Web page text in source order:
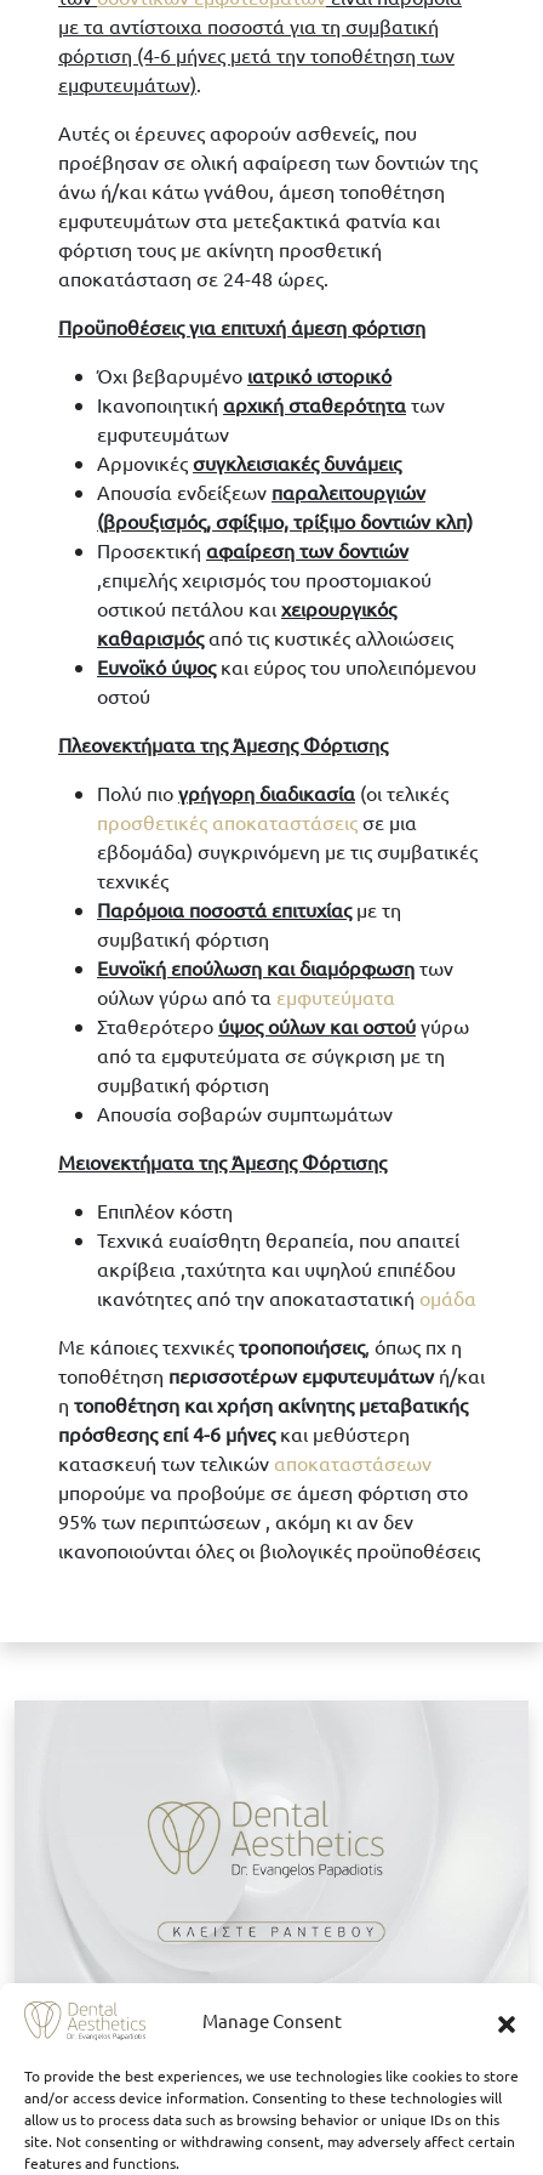
Manage Consent
To provide the best experiences, we use technologies like cookies to store
and/or access device information. Consenting to these technologies will
allow us to process data such as browsing behavior or unique IDs on this
site. Not consenting or withdrawing consent, may adversely affect certain
features and functions.
με τα αντίστοιχα ποσοστά για τη συμβατική
φόρτιση (4-6 μήνες μετά την τοποθέτηση των
εμφυτευμάτων).
Αυτές οι έρευνες αφορούν ασθενείς, που
προέβησαν σε ολική αφαίρεση των δοντιών της
άνω ή/και κάτω γνάθου, άμεση τοποθέτηση
εμφυτευμάτων στα μετεξακτικά φατνία και
φόρτιση τους με ακίνητη προσθετική
αποκατάσταση σε 24-48 ώρες.
Προϋποθέσεις για επιτυχή άμεση φόρτιση
Όχι βεβαρυμένο ιατρικό ιστορικό
Ικανοποιητική αρχική σταθερότητα των
εμφυτευμάτων
Αρμονικές συγκλεισιακές δυνάμεις
Απουσία ενδείξεων παραλειτουργιών
(βρουξισμός, σφίξιμο, τρίξιμο δοντιών κλπ)
Προσεκτική αφαίρεση των δοντιών
,επιμελής χειρισμός του προστομιακού
οστικού πετάλου και χειρουργικός
καθαρισμόςαπό τις κυστικές αλλοιώσεις
Ευνοϊκό ύψοςκαι εύρος του υπολειπόμενου
οστού
Πλεονεκτήματα της Άμεσης Φόρτισης
Πολύ πιο γρήγορη διαδικασία (οι τελικές
προσθετικές αποκαταστάσεις σε μια
εβδομάδα) συγκρινόμενη με τις συμβατικές
τεχνικές
Παρόμοια ποσοστά επιτυχίαςμε τη
συμβατική φόρτιση
Ευνοϊκή επούλωση και διαμόρφωση των
ούλων γύρω από τα εμφυτεύματα
Σταθερότερο ύψος ούλων και οστού γύρω
από τα εμφυτεύματα σε σύγκριση με τη
συμβατική φόρτιση
Απουσία σοβαρών συμπτωμάτων
Μειονεκτήματα της Άμεσης Φόρτισης
Επιπλέον κόστη
Τεχνικά ευαίσθητη θεραπεία, που απαιτεί
ακρίβεια ,ταχύτητα και υψηλού επιπέδου
ικανότητες από την αποκαταστατική ομάδα
Με κάποιες τεχνικές τροποποιήσεις, όπως πχ η
τοποθέτηση περισσοτέρων εμφυτευμάτωνή/και
η τοποθέτηση και χρήση ακίνητης μεταβατικής
πρόσθεσης επί 4-6 μήνεςκαι μεθύστερη
κατασκευή των τελικών αποκαταστάσεων
μπορούμε να προβούμε σε άμεση φόρτιση στο
95% των περιπτώσεων , ακόμη κι αν δεν
ικανοποιούνται όλες οι βιολογικές προϋποθέσεις
Είπαν για εμάς